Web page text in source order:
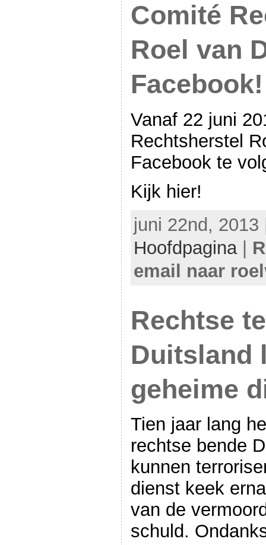
Comité
Roel van
Facebook!
Vanaf 22 juni
Rechtsherstel
Facebook te
Kijk hier!
juni 22nd, 2013
Hoofdpagina|
email naar
Rechtse
Duitsland
geheime
Tien jaar lang
rechtse bende
kunnen
dienst keek
van de
schuld.